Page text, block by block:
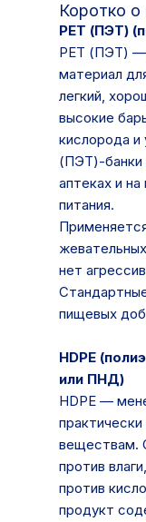
Коротко о
РЕТ (ПЭТ)
РЕТ (ПЭТ) —
материал
легкий,
высокие
кислорода и
(ПЭТ)-банки
аптеках и на
питания.
нет
пищевых
HDPE
или ПНД)
HDPE —
веществам.
против
против
продукт